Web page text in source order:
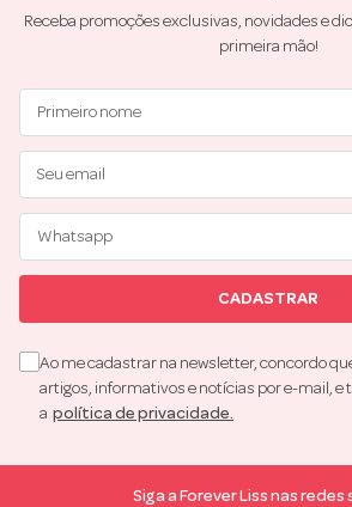
Receba promoções exclusivas, novidades e
primeira mão!
CADASTRAR
Ao me cadastrar na newsletter, concordo
artigos, informativos e notícias por e-mail,
a política de privacidade.
Siga a Forever Liss nas redes